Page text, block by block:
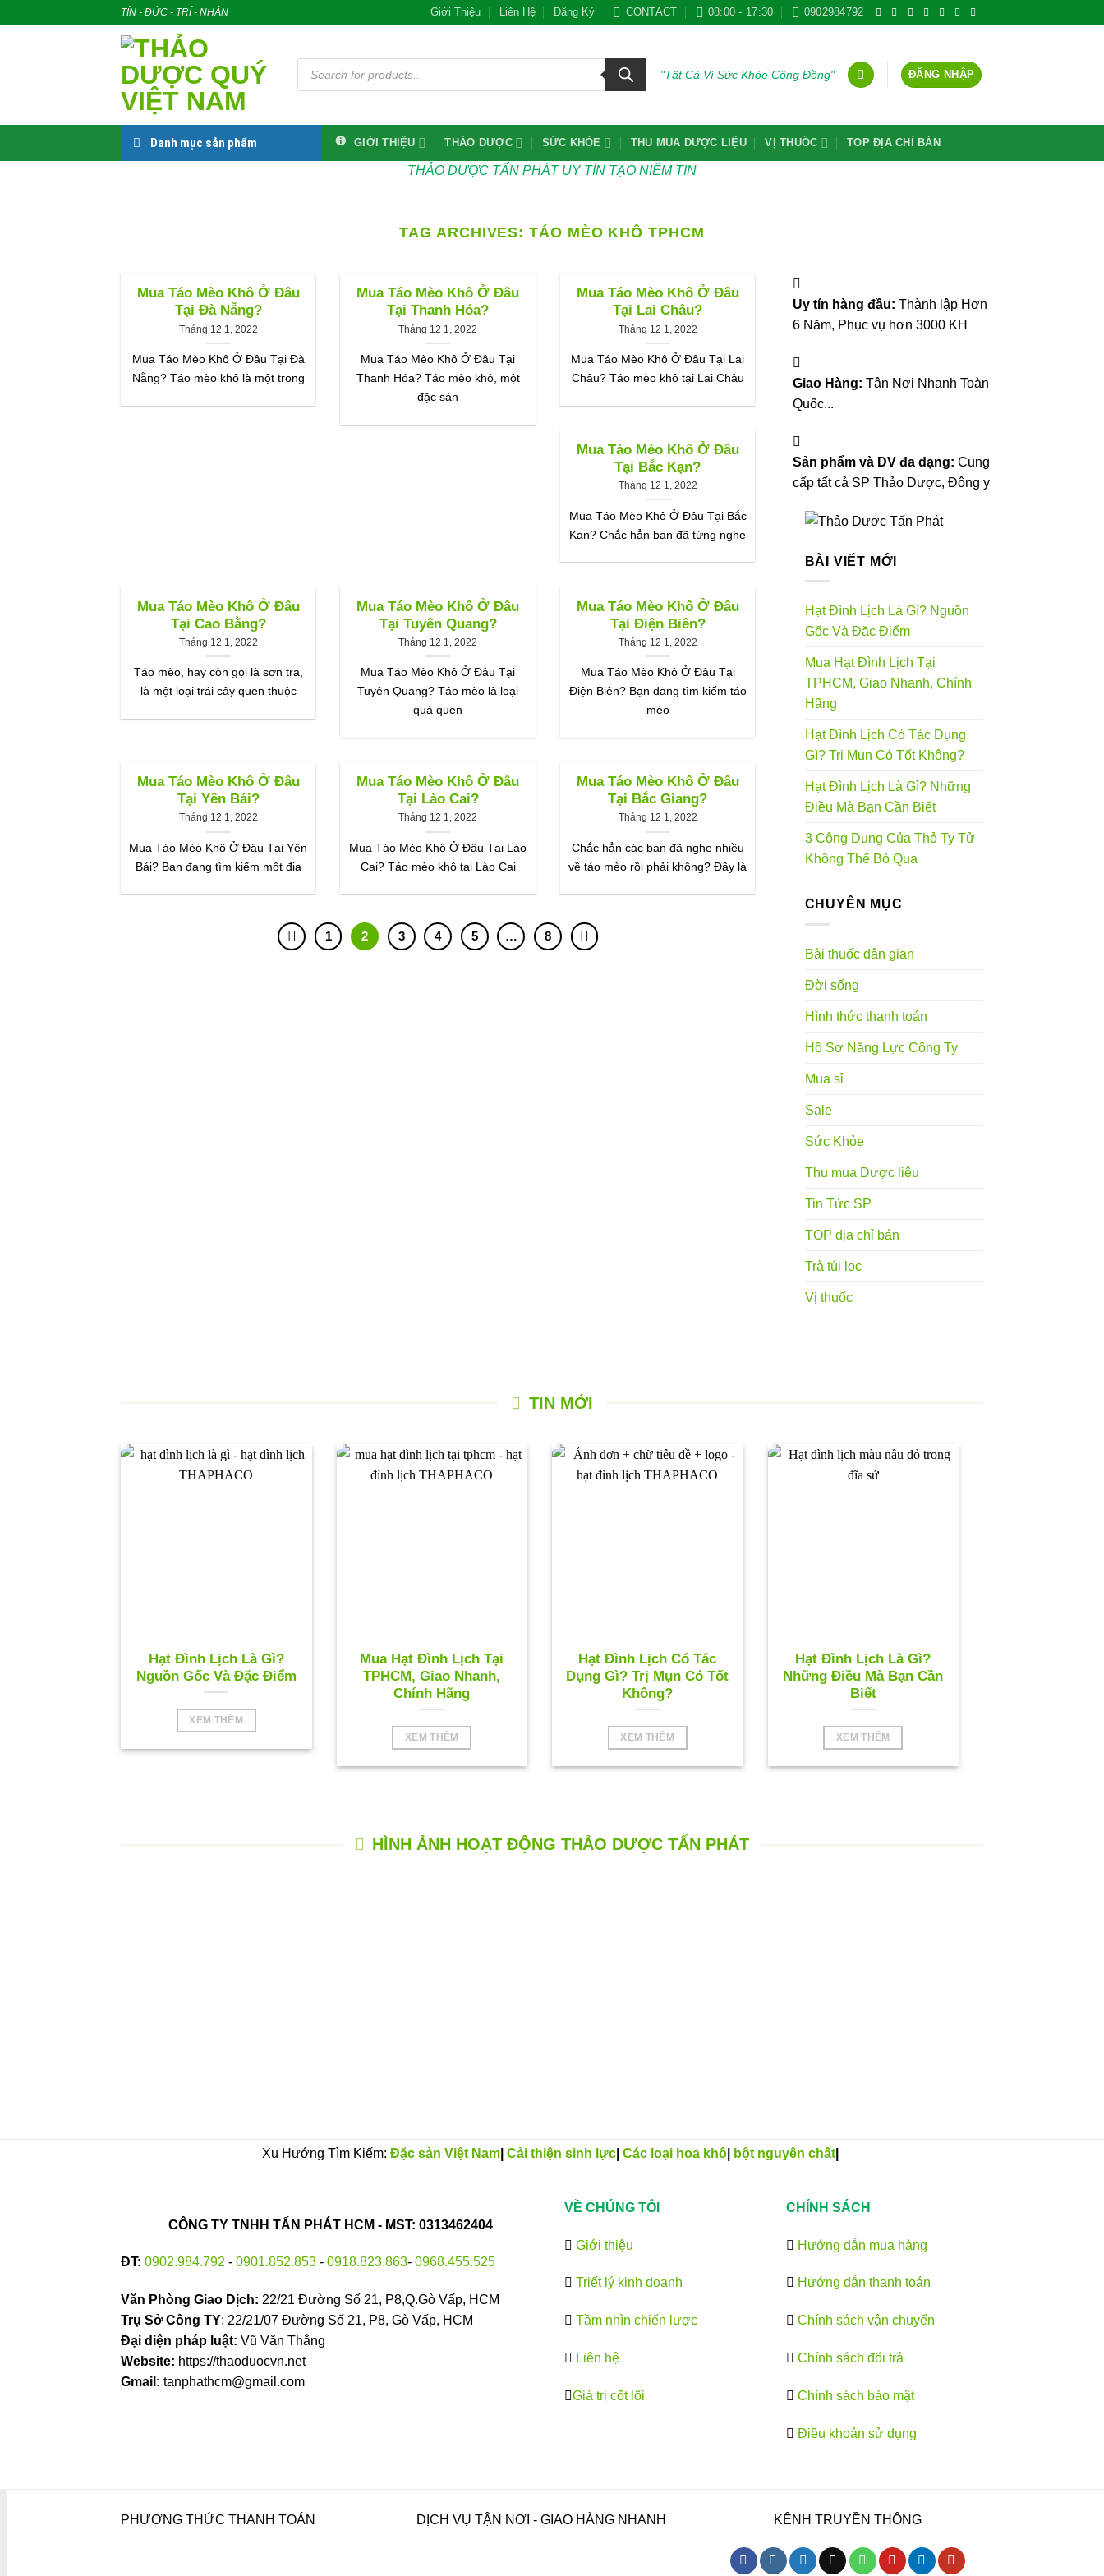
TÍN - ĐỨC - TRÍ - NHÂN Giới Thiệu Liên Hệ Đăng Ký CONTACT 08:00 - 17:30 0902984792
Tìm
kiếm
phẩm
"Tất Cả Vì Sức Khỏe Cộng Đồng" ĐĂNG NHẬP
Danh mục sản phẩm GIỚI THIỆU THẢO DƯỢC SỨC KHỎE THU MUA DƯỢC LIỆU VỊ THUỐC TOP ĐỊA CHỈ BÁN
THẢO DƯỢC TẤN PHÁT UY TÍN TẠO NIÊM TIN
TAG ARCHIVES:TÁO MÈO KHÔ TPHCM
Mua Táo Mèo Khô Ở Đâu
Tại Đà Nẵng?
Tháng 12 1, 2022
Mua Táo Mèo Khô Ở Đâu Tại Đà
Nẵng? Táo mèo khô là một trong
Mua Táo Mèo Khô Ở Đâu
Tại Thanh Hóa?
Tháng 12 1, 2022
Mua Táo Mèo Khô Ở Đâu Tại
Thanh Hóa? Táo mèo khô, một
đặc sản
Mua Táo Mèo Khô Ở Đâu
Tại Lai Châu?
Tháng 12 1, 2022
Mua Táo Mèo Khô Ở Đâu Tại Lai
Châu? Táo mèo khô tại Lai Châu
Mua Táo Mèo Khô Ở Đâu
Tại Bắc Kạn?
Tháng 12 1, 2022
Mua Táo Mèo Khô Ở Đâu Tại Bắc
Kạn? Chắc hẳn bạn đã từng nghe
Mua Táo Mèo Khô Ở Đâu
Tại Cao Bằng?
Tháng 12 1, 2022
Táo mèo, hay còn gọi là sơn tra,
là một loại trái cây quen thuộc
Mua Táo Mèo Khô Ở Đâu
Tại Tuyên Quang?
Tháng 12 1, 2022
Mua Táo Mèo Khô Ở Đâu Tại
Tuyên Quang? Táo mèo là loại
quả quen
Mua Táo Mèo Khô Ở Đâu
Tại Điện Biên?
Tháng 12 1, 2022
Mua Táo Mèo Khô Ở Đâu Tại
Điện Biên? Bạn đang tìm kiếm táo
mèo
Mua Táo Mèo Khô Ở Đâu
Tại Yên Bái?
Tháng 12 1, 2022
Mua Táo Mèo Khô Ở Đâu Tại Yên
Bái? Bạn đang tìm kiếm một địa
Mua Táo Mèo Khô Ở Đâu
Tại Lào Cai?
Tháng 12 1, 2022
Mua Táo Mèo Khô Ở Đâu Tại Lào
Cai? Táo mèo khô tại Lào Cai
Mua Táo Mèo Khô Ở Đâu
Tại Bắc Giang?
Tháng 12 1, 2022
Chắc hẳn các bạn đã nghe nhiều
về táo mèo rồi phải không? Đây là
1 2 3 4 5 … 8
Uy tín hàng đầu: Thành lập Hơn
6 Năm, Phục vụ hơn 3000 KH
Giao Hàng: Tận Nơi Nhanh Toàn
Quốc...
Sản phẩm và DV đa dạng: Cung
cấp tất cả SP Thảo Dược, Đông y
BÀI VIẾT MỚI
Hạt Đình Lịch Là Gì? Nguồn
Gốc Và Đặc Điểm
Mua Hạt Đình Lịch Tại
TPHCM, Giao Nhanh, Chính
Hãng
Hạt Đình Lịch Có Tác Dụng
Gì? Trị Mụn Có Tốt Không?
Hạt Đình Lịch Là Gì? Những
Điều Mà Bạn Cần Biết
3 Công Dụng Của Thỏ Ty Tử
Không Thể Bỏ Qua
CHUYÊN MỤC
Bài thuốc dân gian
Đời sống
Hình thức thanh toán
Hồ Sơ Năng Lực Công Ty
Mua sỉ
Sale
Sức Khỏe
Thu mua Dược liệu
Tin Tức SP
TOP địa chỉ bán
Trà túi lọc
Vị thuốc
TIN MỚI
Hạt Đình Lịch Là Gì?
Nguồn Gốc Và Đặc Điểm
XEM THÊM
Mua Hạt Đình Lịch Tại
TPHCM, Giao Nhanh,
Chính Hãng
XEM THÊM
Hạt Đình Lịch Có Tác
Dụng Gì? Trị Mụn Có Tốt
Không?
XEM THÊM
Hạt Đình Lịch Là Gì?
Những Điều Mà Bạn Cần
Biết
XEM THÊM
HÌNH ẢNH HOẠT ĐỘNG THẢO DƯỢC TẤN PHÁT
Xu Hướng Tìm Kiếm: Đặc sản Việt Nam Cải thiện sinh lực Các loại hoa khô bột nguyên chất
CÔNG TY TNHH TẤN PHÁT HCM - MST: 0313462404
ĐT: 0902.984.792 - 0901.852.853 - 0918.823.863- 0968.455.525
Văn Phòng Giao Dịch: 22/21 Đường Số 21, P8,Q.Gò Vấp, HCM
Trụ Sở Công TY: 22/21/07 Đường Số 21, P8, Gò Vấp, HCM
Đại diện pháp luật: Vũ Văn Thắng
Website: https://thaoduocvn.net
Gmail: tanphathcm@gmail.com
VỀ CHÚNG TÔI
Giới thiệu
Triết lý kinh doanh
Tầm nhìn chiến lược
Liên hệ
Giá trị cốt lõi
CHÍNH SÁCH
Hướng dẫn mua hàng
Hướng dẫn thanh toán
Chính sách vận chuyển
Chính sách đổi trả
Chính sách bảo mật
Điều khoản sử dụng
PHƯƠNG THỨC THANH TOÁN DỊCH VỤ TẬN NƠI - GIAO HÀNG NHANH KÊNH TRUYỀN THÔNG